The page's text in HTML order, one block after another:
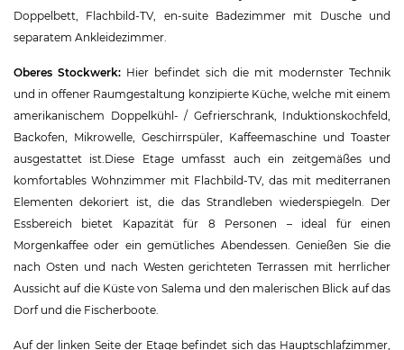
Doppelbett, Flachbild-TV, en-suite Badezimmer mit Dusche und
separatem Ankleidezimmer.
Oberes Stockwerk: Hier befindet sich die mit modernster Technik
und in offener Raumgestaltung konzipierte Küche, welche mit einem
amerikanischem Doppelkühl- / Gefrierschrank, Induktionskochfeld,
Backofen, Mikrowelle, Geschirrspüler, Kaffeemaschine und Toaster
ausgestattet ist.Diese Etage umfasst auch ein zeitgemäßes und
komfortables Wohnzimmer mit Flachbild-TV, das mit mediterranen
Elementen dekoriert ist, die das Strandleben wiederspiegeln. Der
Essbereich bietet Kapazität für 8 Personen – ideal für einen
Morgenkaffee oder ein gemütliches Abendessen. Genießen Sie die
nach Osten und nach Westen gerichteten Terrassen mit herrlicher
Aussicht auf die Küste von Salema und den malerischen Blick auf das
Dorf und die Fischerboote.
Auf der linken Seite der Etage befindet sich das Hauptschlafzimmer,